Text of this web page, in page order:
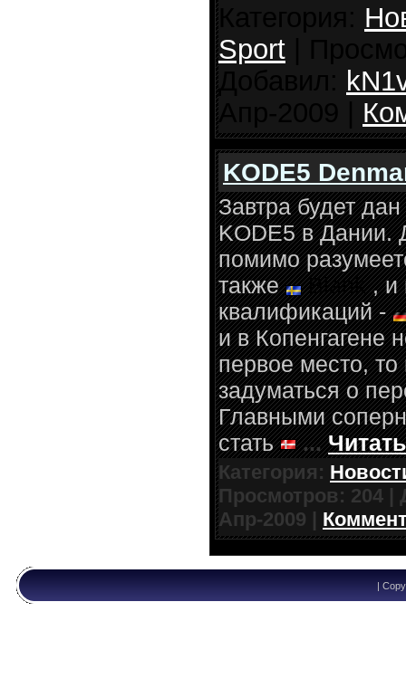
Sport
KODE5
Завтра будет
KODE5 в Дании.
помимо
также
Blank , и
квалификаций -
и в Копенгагене
первое место,
задуматься о
Главными
стать
...
Категория:
Просмотров: 204
Апр-2009 |
|